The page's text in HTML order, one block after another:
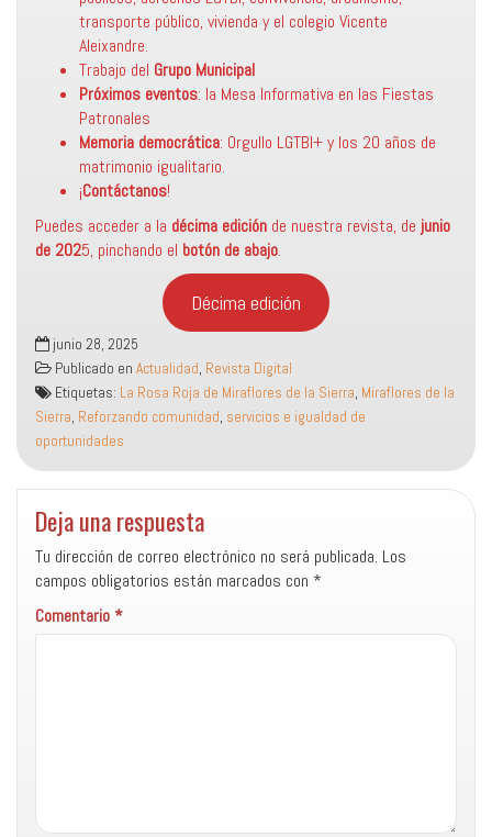
transporte público, vivienda y el colegio Vicente
Aleixandre.
Trabajo del Grupo Municipal
Próximos eventos: la Mesa Informativa en las Fiestas
Patronales
Memoria democrática: Orgullo LGTBI+ y los 20 años de
matrimonio igualitario.
¡Contáctanos!
Puedes acceder a la décima edición de nuestra revista, de junio
de 2025, pinchando el botón de abajo.
Décima edición
junio 28, 2025
Publicado en Actualidad, Revista Digital
Etiquetas: La Rosa Roja de Miraflores de la Sierra, Miraflores de la
Sierra, Reforzando comunidad, servicios e igualdad de
oportunidades
Deja una respuesta
Tu dirección de correo electrónico no será publicada. Los
campos obligatorios están marcados con *
Comentario*